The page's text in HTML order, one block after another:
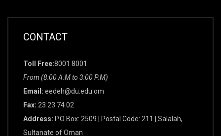
CONTACT
Toll Free:8001 8001
From (8:00 A.M to 3:00 P.M)
Email: eedeh@du.edu.om
Fax: 23 23 74 02
Address: P.O Box: 2509 | Postal Code: 211 | Salalah,
Sultanate of Oman